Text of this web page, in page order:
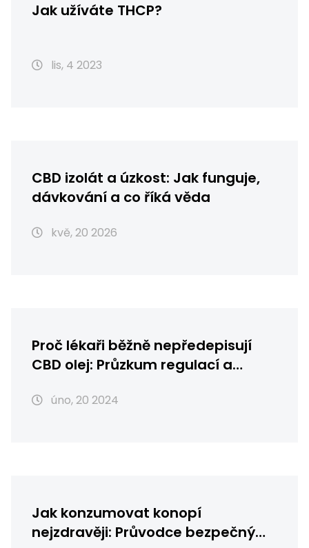
Jak užíváte THCP?
lis, 4 2023
CBD izolát a úzkost: Jak funguje,
dávkování a co říká věda
kvě, 20 2026
Proč lékaři běžně nepředepisují
CBD olej: Průzkum regulací a
úno, 20 2024
Jak konzumovat konopí
nejzdravěji: Průvodce bezpečným